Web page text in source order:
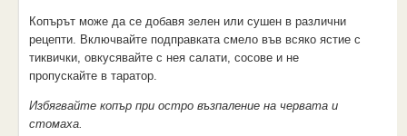
Копърът може да се добавя зелен или сушен в различни
рецепти. Включвайте подправката смело във всяко ястие с
тиквички, овкусявайте с нея салати, сосове и не
пропускайте в таратор.
Избягвайте копър при остро възпаление на червата и
стомаха.